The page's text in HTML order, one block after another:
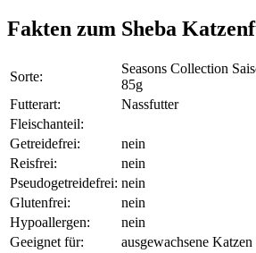
Fakten zum Sheba
Sorte:
Seasons Collection
85g
Futterart:
Nassfutter
Fleischanteil:
Getreidefrei:
nein
Reisfrei:
nein
Pseudogetreidefrei: nein
Glutenfrei:
nein
Hypoallergen:
nein
Geeignet für:
ausgewachsene Katzen